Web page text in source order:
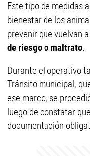
Este tipo de medidas
bienestar de los
prevenir que vuelvan
de riesgo o maltrato.
Durante el operativo
Tránsito municipal,
ese marco, se
luego de constatar
documentación